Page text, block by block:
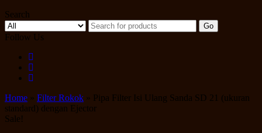
Search
Go
Follow Us
Home » Filter Rokok » Pipa Filter Isi Ulang Sanda SD 21 (ukuran
standard) dengan Ejector
Sale!